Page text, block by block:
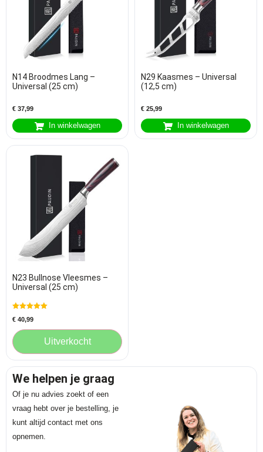
N14 Broodmes Lang –
Universal (25 cm)
€ 37,99
In winkelwagen
N29 Kaasmes – Universal
(12,5 cm)
€ 25,99
In winkelwagen
N23 Bullnose Vleesmes –
Universal (25 cm)
5.00
uit 5
€ 40,99
Uitverkocht
We helpen je graag
Of je nu advies zoekt of een
vraag hebt over je bestelling, je
kunt altijd contact met ons
opnemen.